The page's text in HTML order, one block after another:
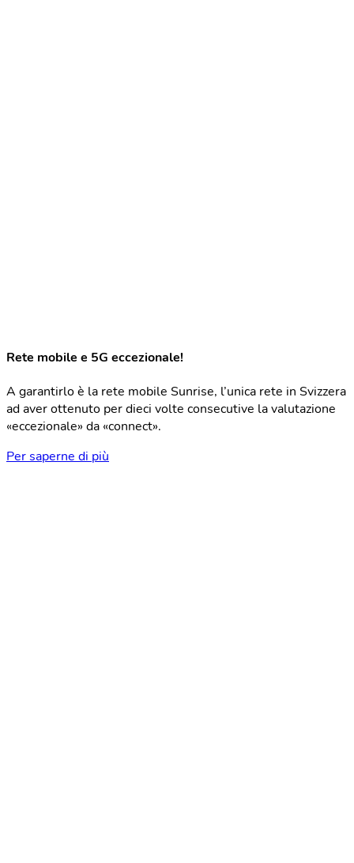
Rete mobile e 5G eccezionale!
A garantirlo è la rete mobile Sunrise, l’unica rete in Svizzera
ad aver ottenuto per dieci volte consecutive la valutazione
«eccezionale» da «connect».
Per saperne di più